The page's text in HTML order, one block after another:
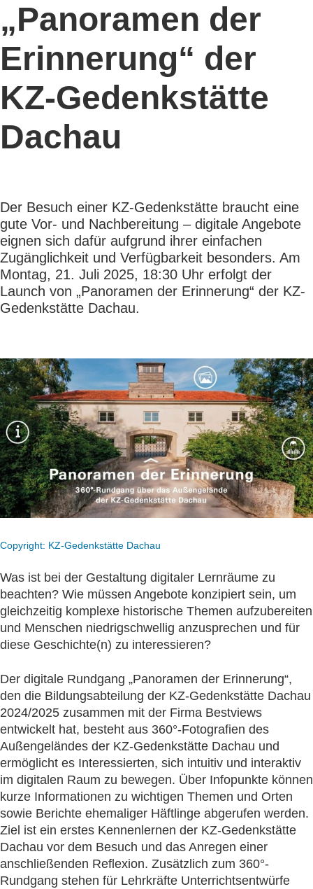
„Panoramen der
Erinnerung“ der
KZ-Gedenkstätte
Dachau
Der Besuch einer KZ-Gedenkstätte braucht eine
gute Vor- und Nachbereitung – digitale Angebote
eignen sich dafür aufgrund ihrer einfachen
Zugänglichkeit und Verfügbarkeit besonders. Am
Montag, 21. Juli 2025, 18:30 Uhr erfolgt der
Launch von „Panoramen der Erinnerung“ der KZ-
Gedenkstätte Dachau.
Copyright: KZ-Gedenkstätte Dachau
Was ist bei der Gestaltung digitaler Lernräume zu
beachten? Wie müssen Angebote konzipiert sein, um
gleichzeitig komplexe historische Themen aufzubereiten
und Menschen niedrigschwellig anzusprechen und für
diese Geschichte(n) zu interessieren?
Der digitale Rundgang „Panoramen der Erinnerung“,
den die Bildungsabteilung der KZ-Gedenkstätte Dachau
2024/2025 zusammen mit der Firma Bestviews
entwickelt hat, besteht aus 360°-Fotografien des
Außengeländes der KZ-Gedenkstätte Dachau und
ermöglicht es Interessierten, sich intuitiv und interaktiv
im digitalen Raum zu bewegen. Über Infopunkte können
kurze Informationen zu wichtigen Themen und Orten
sowie Berichte ehemaliger Häftlinge abgerufen werden.
Ziel ist ein erstes Kennenlernen der KZ-Gedenkstätte
Dachau vor dem Besuch und das Anregen einer
anschließenden Reflexion. Zusätzlich zum 360°-
Rundgang stehen für Lehrkräfte Unterrichtsentwürfe